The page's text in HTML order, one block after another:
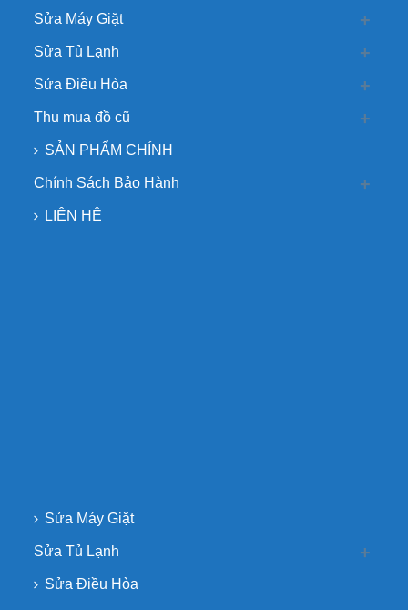
Sửa Máy Giặt
Sửa Tủ Lạnh
Sửa Điều Hòa
Thu mua đồ cũ
SẢN PHẨM CHÍNH
Chính Sách Bảo Hành
LIÊN HỆ
Sửa Máy Giặt
Sửa Tủ Lạnh
Sửa Điều Hòa